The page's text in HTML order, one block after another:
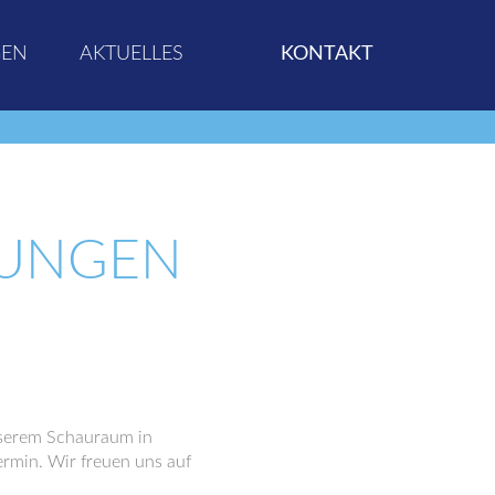
AKTUELLES KONTAKT
Schauraum in
Wir freuen uns auf